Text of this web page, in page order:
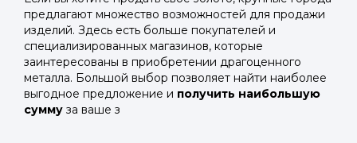
предлагают множество возможностей для продажи
изделий. Здесь есть больше покупателей и
специализированных магазинов, которые
заинтересованы в приобретении драгоценного
металла. Большой выбор позволяет найти наиболее
выгодное предложение и получить наибольшую
сумму за ваше з